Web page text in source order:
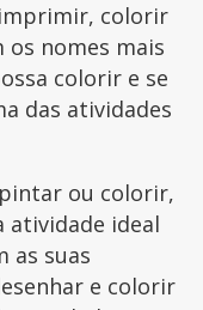
imprimir, colorir
os nomes mais
colorir e se
das atividades
ou colorir,
atividade ideal
as suas
e colorir